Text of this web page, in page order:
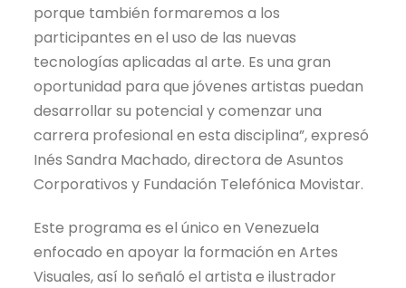
porque también formaremos a los
participantes en el uso de las nuevas
tecnologías aplicadas al arte. Es una gran
oportunidad para que jóvenes artistas puedan
desarrollar su potencial y comenzar una
carrera profesional en esta disciplina”, expresó
Inés Sandra Machado, directora de Asuntos
Corporativos y Fundación Telefónica Movistar.
Este programa es el único en Venezuela
enfocado en apoyar la formación en Artes
Visuales, así lo señaló el artista e ilustrador